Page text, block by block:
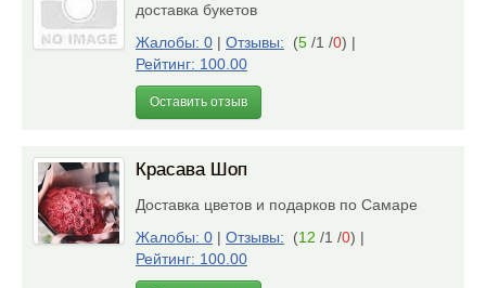
доставка букетов
Жалобы: 0 | Отзывы: (5 /1 /0) |
Рейтинг: 100.00
Оставить отзыв
Красава Шоп
Доставка цветов и подарков по Самаре
Жалобы: 0 | Отзывы: (12 /1 /0) |
Рейтинг: 100.00